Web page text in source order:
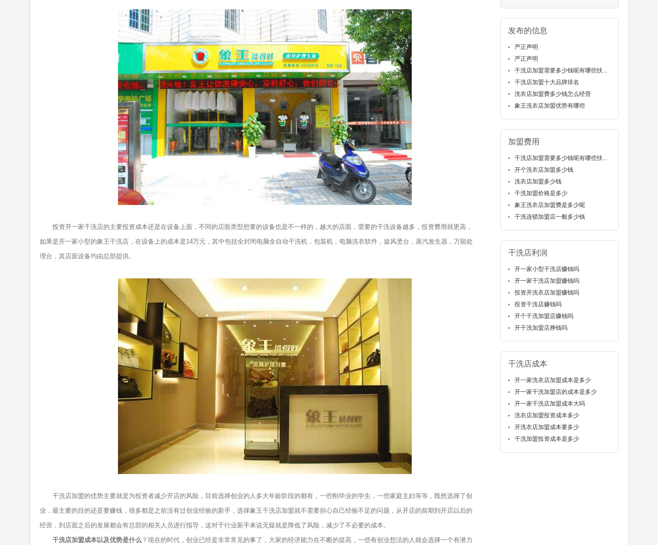
投资开一家干洗店的主要投资成本还是在设备上面，不同的店面类型想要的设备也是不一样的，越大的店面，需要的干洗设备越多，投资费用就更高，
如果是开一家小型的象王干洗店，在设备上的成本是14万元，其中包括全封闭电脑全自动干洗机，包装机，电脑洗衣软件，旋风烫台，蒸汽发生器，万能处
理台，其店面设备均由总部提供。
干洗店加盟的优势主要就是为投资者减少开店的风险，目前选择创业的人多大年龄阶段的都有，一些刚毕业的学生，一些家庭主妇等等，既然选择了创
业，最主要的目的还是要赚钱，很多都是之前没有过创业经验的新手，选择象王干洗店加盟就不需要担心自己经验不足的问题，从开店的前期到开店以后的
经营，到店面之后的发展都会有总部的相关人员进行指导，这对于行业新手来说无疑就是降低了风险，减少了不必要的成本。
干洗店加盟成本以及优势是什么？现在的时代，创业已经是非常常见的事了，大家的经济能力在不断的提高，一些有创业想法的人就会选择一个有潜力
发布的信息
严正声明
严正声明
干洗店加盟需要多少钱呢有哪些扶...
干洗店加盟十大品牌排名
洗衣店加盟费多少钱怎么经营
象王洗衣店加盟优势有哪些
加盟费用
干洗店加盟需要多少钱呢有哪些扶...
开个洗衣店加盟多少钱
洗衣店加盟多少钱
干洗加盟价格是多少
象王洗衣店加盟费是多少呢
干洗连锁加盟店一般多少钱
干洗店利润
开一家小型干洗店赚钱吗
开一家干洗店加盟赚钱吗
投资开洗衣店加盟赚钱吗
投资干洗店赚钱吗
开个干洗加盟店赚钱吗
开干洗加盟店挣钱吗
干洗店成本
开一家洗衣店加盟成本是多少
开一家干洗加盟店的成本是多少
开一家干洗店加盟成本大吗
洗衣店加盟投资成本多少
开洗衣店加盟成本要多少
干洗加盟投资成本是多少